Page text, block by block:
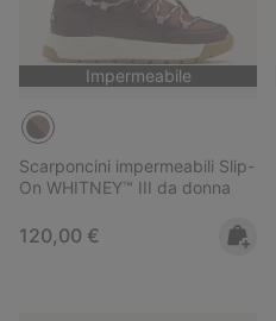
Impermeabile
Scarponcini impermeabili Slip-
On WHITNEY™ III da donna
Regular price:
120,00 €